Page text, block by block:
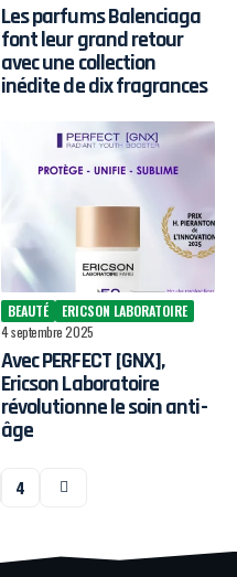
Les parfums Balenciaga
font leur grand retour
avec une collection
inédite de dix fragrances
BEAUTÉ
ERICSON LABORATOIRE
4 septembre 2025
Avec PERFECT [GNX],
Ericson Laboratoire
révolutionne le soin anti-
âge
4